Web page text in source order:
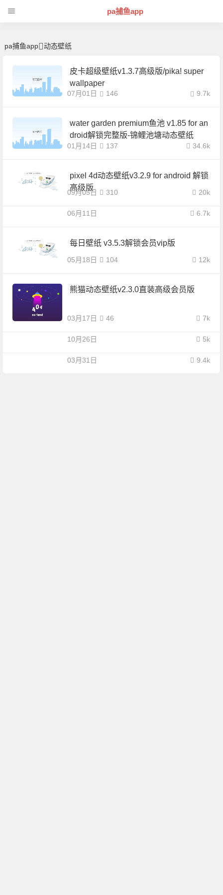
pa捕鱼app
pa捕鱼app 动态壁纸
皮卡超级壁纸v1.3.7高级版/pika! super
wallpaper
07月01日 9.7k
146
water garden premium鱼池 v1.85 for an
droid解锁完整版-锦鲤池塘动态壁纸
01月14日 34.6k
137
pixel 4d动态壁纸v3.2.9 for android 解锁
高级版
09月05日 20k
310
06月11日 6.7k
每日壁纸 v3.5.3解锁会员vip版
05月18日 12k
104
熊猫动态壁纸v2.3.0直装高级会员版
03月17日 7k
46
10月26日 5k
03月31日 9.4k